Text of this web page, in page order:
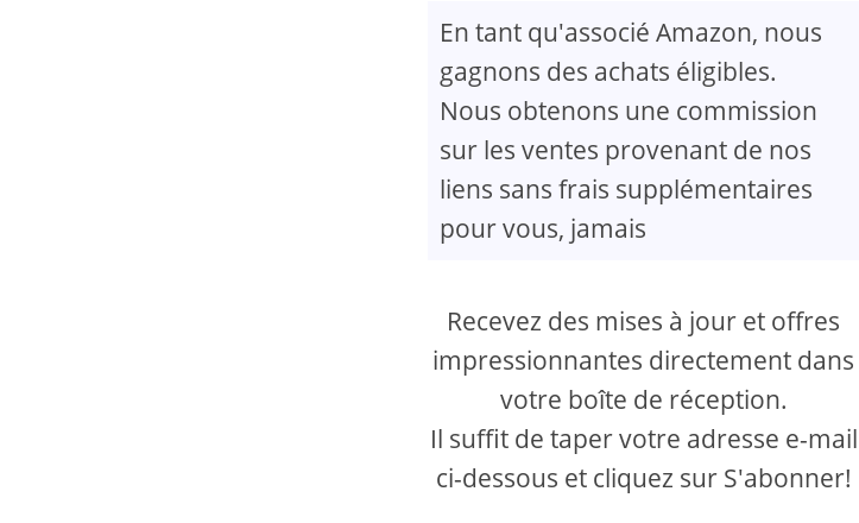
En tant qu'associé Amazon, nous
gagnons des achats éligibles.
Nous obtenons une commission
sur les ventes provenant de nos
liens sans frais supplémentaires
pour vous, jamais
Recevez des mises à jour et offres
impressionnantes directement dans
votre boîte de réception.
Il suffit de taper votre adresse e-mail
ci-dessous et cliquez sur S'abonner!